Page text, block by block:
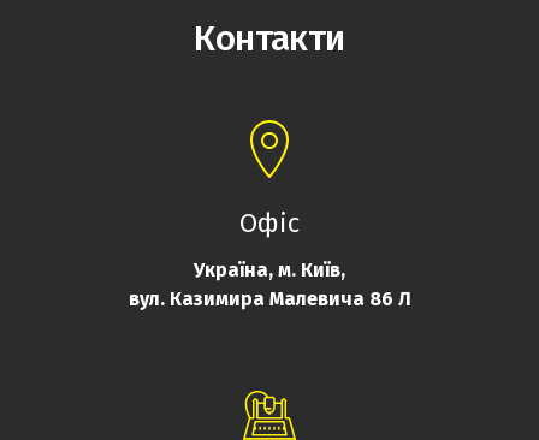
Контакти
Офіс
Україна, м. Київ,
вул. Казимира Малевича 86 Л